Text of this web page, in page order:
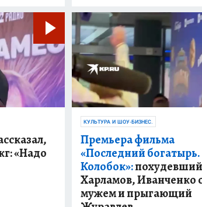
«Надо
КУЛЬТУРА И ШОУ-БИЗНЕС.
Премьера фильма
«Последний богатырь.
Колобок»:
Харламов, Иванченко
мужем и прыгающий